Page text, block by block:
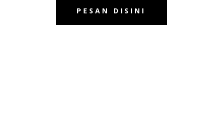
PESAN DISINI